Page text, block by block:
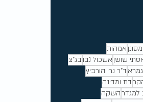
אמהות
שושן אשכול נבו בג"צ
גמרא ד"ר נרי הורביץ
דת ומדינה
למגדרהשקה